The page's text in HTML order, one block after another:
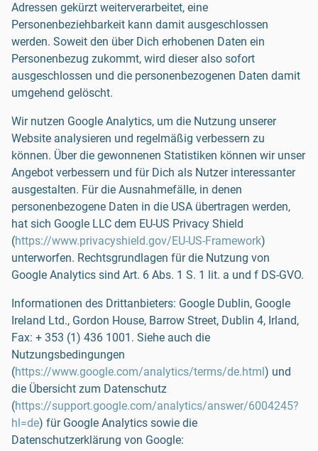
Adressen gekürzt weiterverarbeitet, eine
Personenbeziehbarkeit kann damit ausgeschlossen
werden. Soweit den über Dich erhobenen Daten ein
Personenbezug zukommt, wird dieser also sofort
ausgeschlossen und die personenbezogenen Daten damit
umgehend gelöscht.
Wir nutzen Google Analytics, um die Nutzung unserer
Website analysieren und regelmäßig verbessern zu
können. Über die gewonnenen Statistiken können wir unser
Angebot verbessern und für Dich als Nutzer interessanter
ausgestalten. Für die Ausnahmefälle, in denen
personenbezogene Daten in die USA übertragen werden,
hat sich Google LLC dem EU-US Privacy Shield
(https://www.privacyshield.gov/EU-US-Framework)
unterworfen. Rechtsgrundlagen für die Nutzung von
Google Analytics sind Art. 6 Abs. 1 S. 1 lit. a und f DS-GVO.
Informationen des Drittanbieters: Google Dublin, Google
Ireland Ltd., Gordon House, Barrow Street, Dublin 4, Irland,
Fax: + 353 (1) 436 1001. Siehe auch die
Nutzungsbedingungen
(https://www.google.com/analytics/terms/de.html) und
die Übersicht zum Datenschutz
(https://support.google.com/analytics/answer/6004245?
hl=de) für Google Analytics sowie die
Datenschutzerklärung von Google: